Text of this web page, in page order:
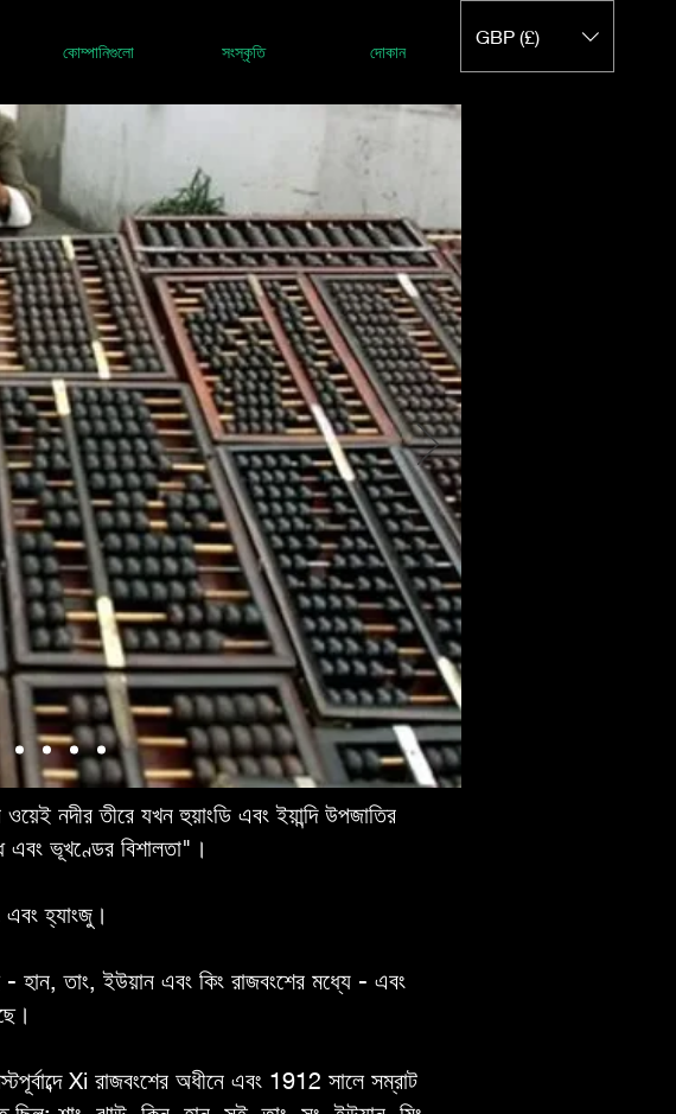
কোম্পানিগুলো সংস্কৃতি দোকান
GBP (£)
নদীর তীরে যখন হুয়াংডি এবং ইয়ান্দি উপজাতির
ভূখণ্ডের বিশালতা"।
এবং হ্যাংজু।
হান, তাং, ইউয়ান এবং কিং রাজবংশের মধ্যে - এবং
Xi রাজবংশের অধীনে এবং 1912 সালে সম্রাট